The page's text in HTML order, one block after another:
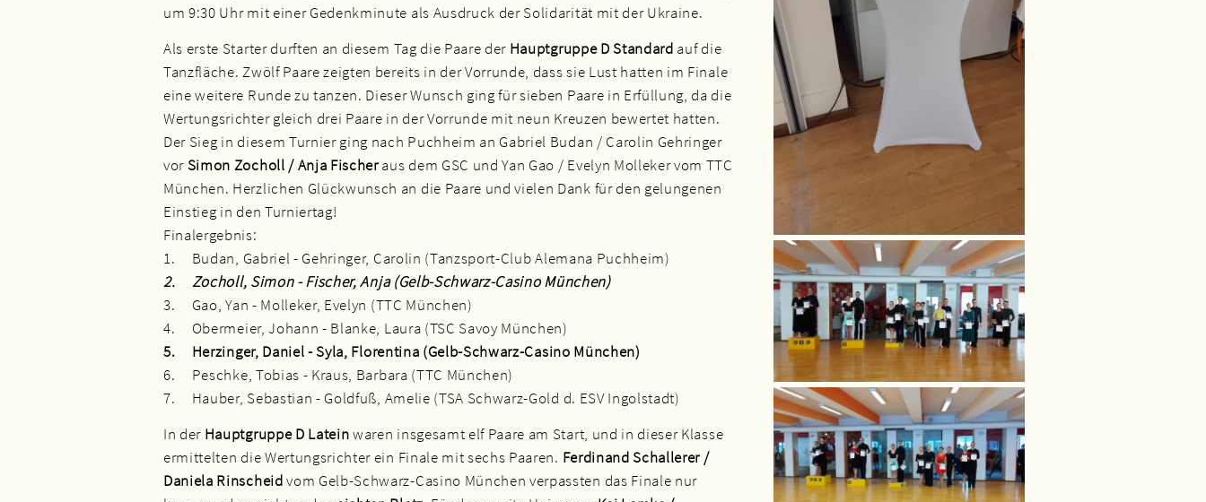
um 9:30 Uhr mit einer Gedenkminute als Ausdruck der Solidarität mit der Ukraine.
Als erste Starter durften an diesem Tag die Paare der Hauptgruppe D Standard auf die
Tanzfläche. Zwölf Paare zeigten bereits in der Vorrunde, dass sie Lust hatten im Finale
eine weitere Runde zu tanzen. Dieser Wunsch ging für sieben Paare in Erfüllung, da die
Wertungsrichter gleich drei Paare in der Vorrunde mit neun Kreuzen bewertet hatten.
Der Sieg in diesem Turnier ging nach Puchheim an Gabriel Budan / Carolin Gehringer
vorSimon Zocholl / Anja Fischeraus dem GSC und Yan Gao / Evelyn Molleker vom TTC
München. Herzlichen Glückwunsch an die Paare und vielen Dank für den gelungenen
Einstieg in den Turniertag!
Finalergebnis:
1. Budan, Gabriel - Gehringer, Carolin (Tanzsport-Club Alemana Puchheim)
2. Zocholl, Simon - Fischer, Anja (Gelb-Schwarz-Casino München)
3. Gao, Yan - Molleker, Evelyn (TTC München)
4. Obermeier, Johann - Blanke, Laura (TSC Savoy München)
5. Herzinger, Daniel - Syla, Florentina (Gelb-Schwarz-Casino München)
6. Peschke, Tobias - Kraus, Barbara (TTC München)
7. Hauber, Sebastian - Goldfuß, Amelie (TSA Schwarz-Gold d. ESV Ingolstadt)
In der Hauptgruppe D Lateinwaren insgesamt elf Paare am Start, und in dieser Klasse
ermittelten die Wertungsrichter ein Finale mit sechs Paaren. Ferdinand Schallerer /
Daniela Rinscheidvom Gelb-Schwarz-Casino München verpassten das Finale nur